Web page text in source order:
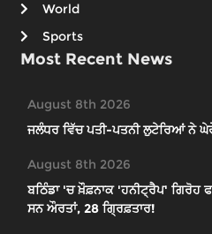
World
Sports
Most Recent News
August 8th 2026
ਜਲੰਧਰ ਵਿੱਚ ਪਤੀ-ਪਤਨੀ ਲੁਟੇਰਿਆਂ ਨੇ
August 8th 2026
ਬਠਿੰਡਾ 'ਚ ਖ਼ੌਫ਼ਨਾਕ 'ਹਨੀਟ੍ਰੈਪ'
ਸਨ ਔਰਤਾਂ, 28 ਗ੍ਰਿਫ਼ਤਾਰ!